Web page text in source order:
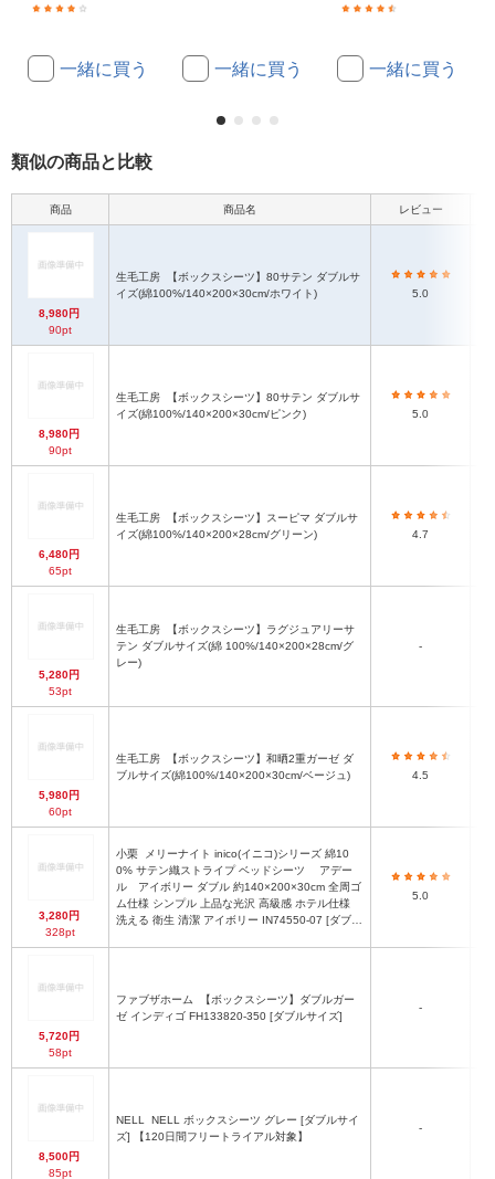
一緒に買う 一緒に買う 一緒に買う
類似の商品と比較
商品 商品名 レビュー
8,980円
90pt
生毛工房
イズ(綿100%/140×200×30cm/ホワイト)
5.0
8,980円
90pt
生毛工房
イズ(綿100%/140×200×30cm/ピンク)
5.0
6,480円
65pt
生毛工房
イズ(綿100%/140×200×28cm/グリーン)
4.7
5,280円
53pt
生毛工房
テン ダブルサイズ(綿 100%/140×200×28cm/グ
レー)
-
5,980円
60pt
生毛工房
ブルサイズ(綿100%/140×200×30cm/ベージュ)
4.5
3,280円
328pt
小栗
0% サテン織ストライプ ベッドシーツ アデー
ル アイボリー ダブル 約140×200×30cm 全周ゴ
ム仕様 シンプル 上品な光沢 高級感 ホテル仕様
洗える 衛生 清潔 アイボリー IN74550-07 [ダブル
5.0
5,720円
58pt
ファブザホーム
ゼ インディゴ FH133820-350 [ダブルサイズ]
-
8,500円
85pt
NELL
ズ] 【120日間フリートライアル対象】
-